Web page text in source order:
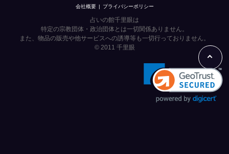
会社概要 プライバシーポリシー
占いの館千里眼は
特定の宗教団体・政治団体とは一切関係ありません。
また、物品の販売や他サービスへの誘導等も一切行っておりません。
© 2011 千里眼